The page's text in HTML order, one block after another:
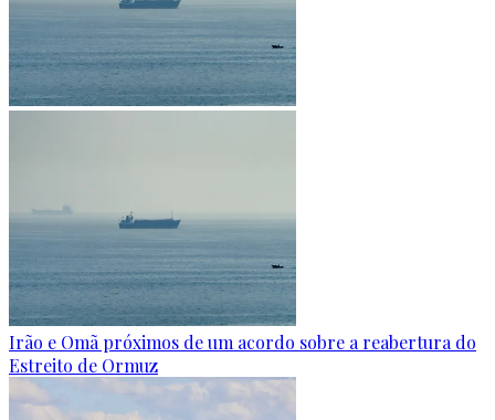
Irão e Omã próximos de um acordo sobre a reabertura do
Estreito de Ormuz